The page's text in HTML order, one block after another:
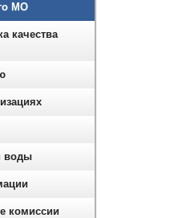
МО
качества
воды
комиссии